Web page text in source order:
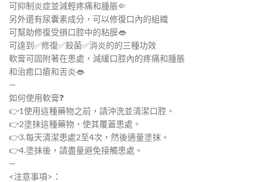
可抑制炎症並減輕疼痛和腫脹🤏
另外還有尿囊素成分，可以修復口內的組織
可幫助修復受損口腔中的粘膜👄
可達到✅修復✅殺菌✅消炎的的三種功效
軟膏可固附著在患處，減緩口腔內的疼痛和腫脹
和治癒口瘡和舌炎👄
—
如何使用軟膏❓
👉1使用這種藥物之前，請沖洗並清潔口腔。
👉2塗抹這種藥物，使其覆蓋患處。
👉3.每天清潔患處2至4次，然後適量塗抹。
👉4.塗抹後，請盡量避免接觸患處。
—
<注意事項>：